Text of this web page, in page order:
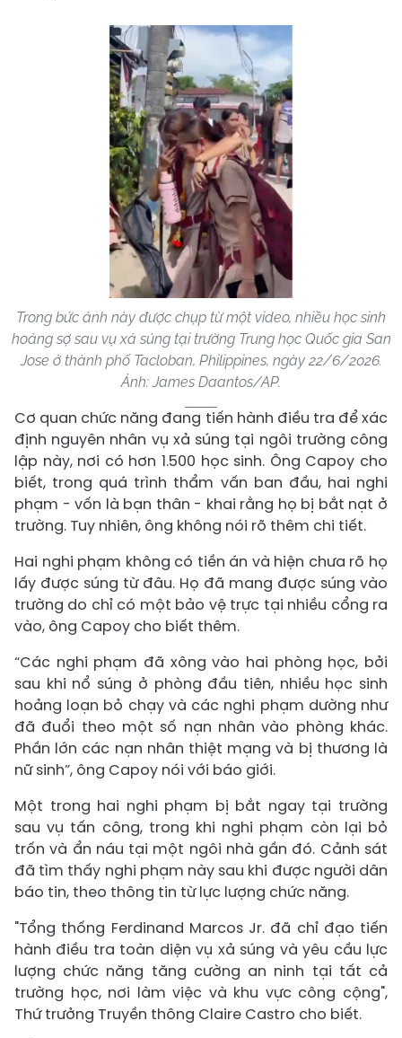
Trong bức ảnh này được chụp từ một video, nhiều học sinh
hoảng sợ sau vụ xả súng tại trường Trung học Quốc gia San
Jose ở thành phố Tacloban, Philippines, ngày 22/6/2026.
Ảnh: James Daantos/AP.
Cơ quan chức năng đang tiến hành điều tra để xác
định nguyên nhân vụ xả súng tại ngôi trường công
lập này, nơi có hơn 1.500 học sinh. Ông Capoy cho
biết, trong quá trình thẩm vấn ban đầu, hai nghi
phạm - vốn là bạn thân - khai rằng họ bị bắt nạt ở
trường. Tuy nhiên, ông không nói rõ thêm chi tiết.
Hai nghi phạm không có tiền án và hiện chưa rõ họ
lấy được súng từ đâu. Họ đã mang được súng vào
trường do chỉ có một bảo vệ trực tại nhiều cổng ra
vào, ông Capoy cho biết thêm.
“Các nghi phạm đã xông vào hai phòng học, bởi
sau khi nổ súng ở phòng đầu tiên, nhiều học sinh
hoảng loạn bỏ chạy và các nghi phạm dường như
đã đuổi theo một số nạn nhân vào phòng khác.
Phần lớn các nạn nhân thiệt mạng và bị thương là
nữ sinh”, ông Capoy nói với báo giới.
Một trong hai nghi phạm bị bắt ngay tại trường
sau vụ tấn công, trong khi nghi phạm còn lại bỏ
trốn và ẩn náu tại một ngôi nhà gần đó. Cảnh sát
đã tìm thấy nghi phạm này sau khi được người dân
báo tin, theo thông tin từ lực lượng chức năng.
"Tổng thống Ferdinand Marcos Jr. đã chỉ đạo tiến
hành điều tra toàn diện vụ xả súng và yêu cầu lực
lượng chức năng tăng cường an ninh tại tất cả
trường học, nơi làm việc và khu vực công cộng",
Thứ trưởng Truyền thông Claire Castro cho biết.